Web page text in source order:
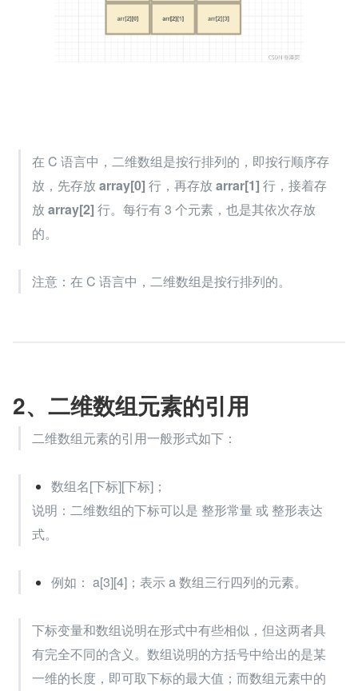
在 C 语言中，二维数组是按行排列的，即按行顺序存
放，先存放 array[0] 行，再存放 arrar[1] 行，接着存
放 array[2] 行。每行有 3 个元素，也是其依次存放
的。
注意：在 C 语言中，二维数组是按行排列的。
2、二维数组元素的引用
二维数组元素的引用一般形式如下：
数组名[下标][下标]；
说明：二维数组的下标可以是 整形常量 或 整形表达
式。
例如： a[3][4]；表示 a 数组三行四列的元素。
下标变量和数组说明在形式中有些相似，但这两者具
有完全不同的含义。数组说明的方括号中给出的是某
一维的长度，即可取下标的最大值；而数组元素中的